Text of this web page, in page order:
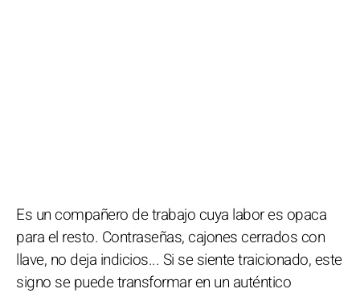
Es un compañero de trabajo cuya labor es opaca
para el resto. Contraseñas, cajones cerrados con
llave, no deja indicios... Si se siente traicionado, este
signo se puede transformar en un auténtico